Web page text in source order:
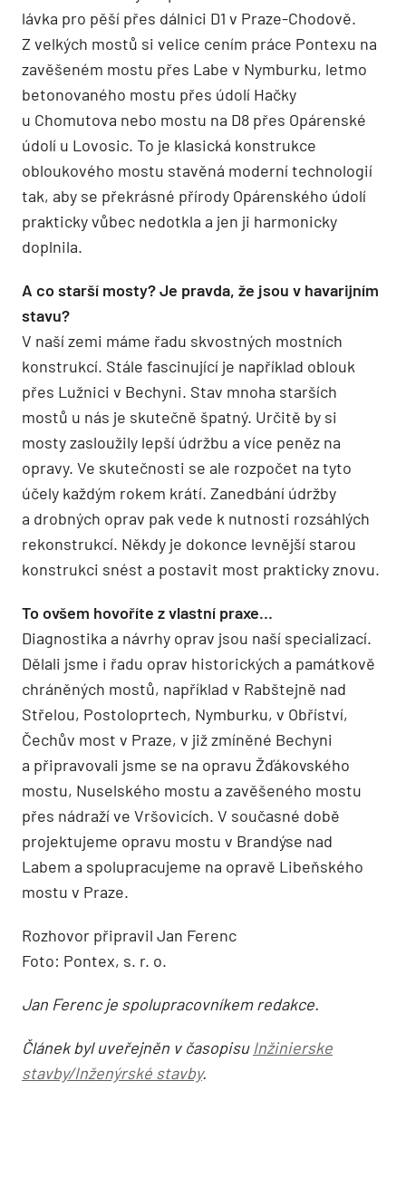
lávka pro pěší přes dálnici D1 v Praze-Chodově.
Z velkých mostů si velice cením práce Pontexu na
zavěšeném mostu přes Labe v Nymburku, letmo
betonovaného mostu přes údolí Hačky
u Chomutova nebo mostu na D8 přes Opárenské
údolí u Lovosic. To je klasická konstrukce
obloukového mostu stavěná moderní technologií
tak, aby se překrásné přírody Opárenského údolí
prakticky vůbec nedotkla a jen ji harmonicky
doplnila.
A co starší mosty? Je pravda, že jsou v havarijním
stavu?
V naší zemi máme řadu skvostných mostních
konstrukcí. Stále fascinující je například oblouk
přes Lužnici v Bechyni. Stav mnoha starších
mostů u nás je skutečně špatný. Určitě by si
mosty zasloužily lepší údržbu a více peněz na
opravy. Ve skutečnosti se ale rozpočet na tyto
účely každým rokem krátí. Zanedbání údržby
a drobných oprav pak vede k nutnosti rozsáhlých
rekonstrukcí. Někdy je dokonce levnější starou
konstrukci snést a postavit most prakticky znovu.
To ovšem hovoříte z vlastní praxe…
Diagnostika a návrhy oprav jsou naší specializací.
Dělali jsme i řadu oprav historických a památkově
chráněných mostů, například v Rabštejně nad
Střelou, Postoloprtech, Nymburku, v Obříství,
Čechův most v Praze, v již zmíněné Bechyni
a připravovali jsme se na opravu Žďákovského
mostu, Nuselského mostu a zavěšeného mostu
přes nádraží ve Vršovicích. V současné době
projektujeme opravu mostu v Brandýse nad
Labem a spolupracujeme na opravě Libeňského
mostu v Praze.
Rozhovor připravil Jan Ferenc
Foto: Pontex, s. r. o.
Jan Ferenc je spolupracovníkem redakce.
Článek byl uveřejněn v časopisu Inžinierske
stavby/Inženýrské stavby.